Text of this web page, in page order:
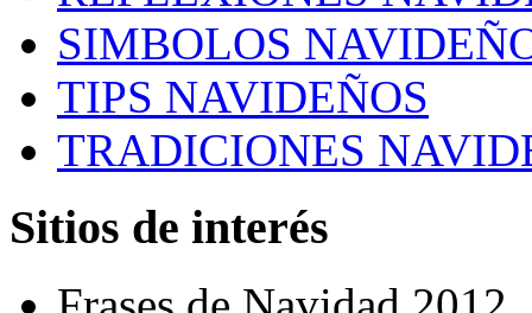
SIMBOLOS
TIPS NAVIDEÑOS
TRADICIONES
Sitios de interés